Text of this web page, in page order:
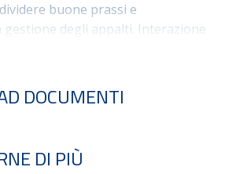
buone prassi e
degli appalti. Interazione
comuni della Città
DOCUMENTI
DI PIÙ